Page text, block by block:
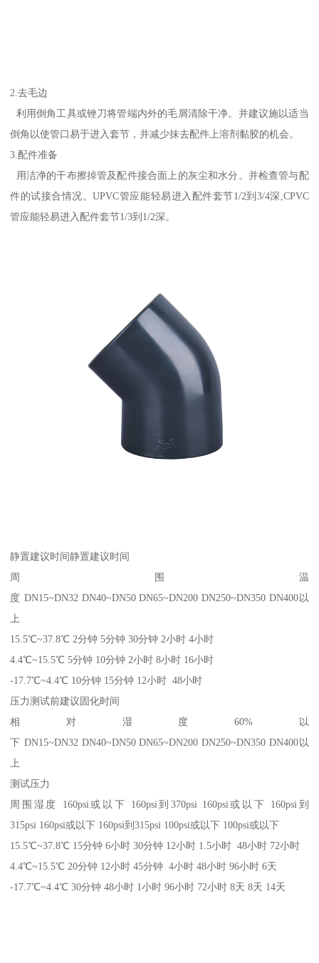
2.去毛边
利用倒角工具或锉刀将管端内外的毛屑清除干净。并建议施以适当
倒角以使管口易于进入套节，并减少抹去配件上溶剂黏胶的机会。
3.配件准备
用洁净的干布擦掉管及配件接合面上的灰尘和水分。并检查管与配
件的试接合情况。UPVC管应能轻易进入配件套节1/2到3/4深,CPVC
管应能轻易进入配件套节1/3到1/2深。
静置建议时间静置建议时间
周围温
度 DN15~DN32 DN40~DN50 DN65~DN200 DN250~DN350 DN400以
上
15.5℃~37.8℃ 2分钟 5分钟 30分钟 2小时 4小时
4.4℃~15.5℃ 5分钟 10分钟 2小时 8小时 16小时
-17.7℃~4.4℃ 10分钟 15分钟 12小时 48小时
压力测试前建议固化时间
相对湿度60%以
下 DN15~DN32 DN40~DN50 DN65~DN200 DN250~DN350 DN400以
上
测试压力
周围湿度 160psi或以下 160psi到370psi 160psi或以下 160psi到
315psi 160psi或以下 160psi到315psi 100psi或以下 100psi或以下
15.5℃~37.8℃ 15分钟 6小时 30分钟 12小时 1.5小时 48小时 72小时
4.4℃~15.5℃ 20分钟 12小时 45分钟 4小时 48小时 96小时 6天
-17.7℃~4.4℃ 30分钟 48小时 1小时 96小时 72小时 8天 8天 14天